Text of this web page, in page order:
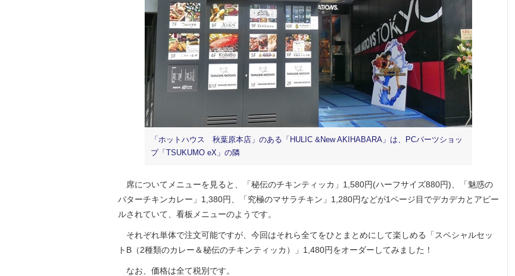
「ホットハウス 秋葉原本店」のある「HULIC &New AKIHABARA」は、PCパーツショッ
プ「TSUKUMO eX」の隣
席についてメニューを見ると、「秘伝のチキンティッカ」1,580円(ハーフサイズ880円)、「魅惑の
バターチキンカレー」1,380円、「究極のマサラチキン」1,280円などが1ページ目でデカデカとアピー
ルされていて、看板メニューのようです。
それぞれ単体で注文可能ですが、今回はそれら全てをひとまとめにして楽しめる「スペシャルセッ
トB（2種類のカレー＆秘伝のチキンティッカ）」1,480円をオーダーしてみました！
なお、価格は全て税別です。